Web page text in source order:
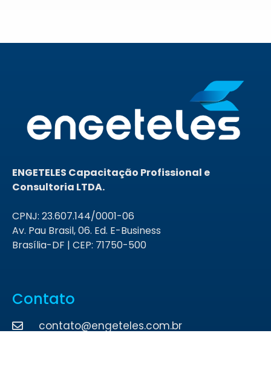
ENGETELES Capacitação Profissional e
Consultoria LTDA.
CPNJ: 23.607.144/0001-06
Av. Pau Brasil, 06. Ed. E-Business
Brasília-DF | CEP: 71750-500
Contato
contato@engeteles.com.br